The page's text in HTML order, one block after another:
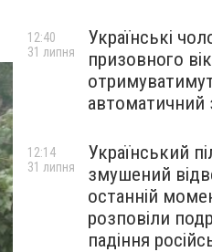
Українські
призовного
автоматичний
12:40
31 липня
Український
змушений
останній
розповіли
падіння
12:14
31 липня